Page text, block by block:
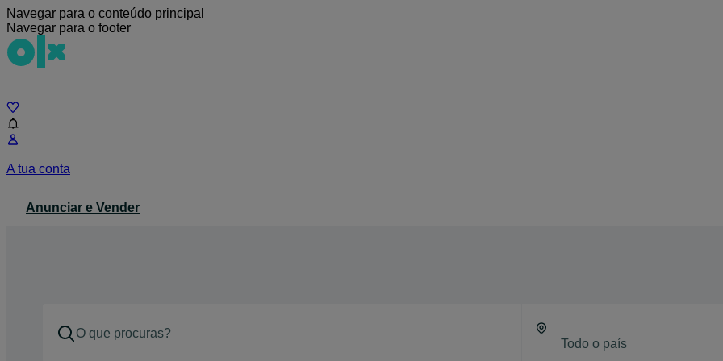
Navegar para o conteúdo principal
Navegar para o footer
A tua conta
Anunciar e Vender